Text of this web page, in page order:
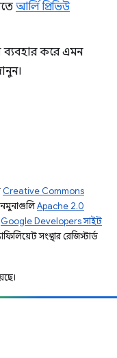
আর্লি প্রিভিউ
ব্যবহার করে এমন
Creative Commons
Apache 2.0
Google Developers সাইট
সংস্থার রেজিস্টার্ড